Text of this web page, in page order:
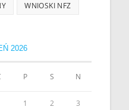
WNIOSKI NFZ
2026
P S N
1 2 3